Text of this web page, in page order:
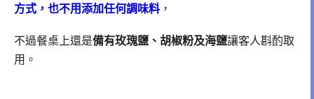
方式，也不用添加任何調味料 ，
不過餐桌上還是備有玫瑰鹽、胡椒粉及海鹽讓客人斟酌取
用。